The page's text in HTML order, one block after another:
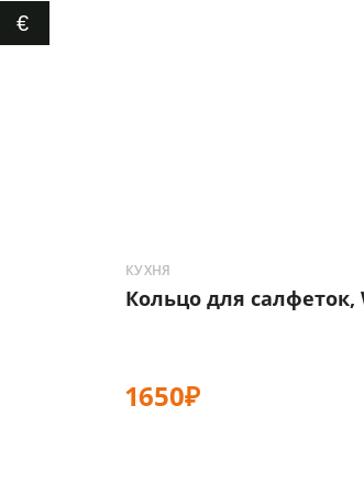
КУХНЯ
Кольцо для салфеток,
1650₽
€